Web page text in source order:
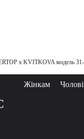
x KVITKOVA модель
Жінкам